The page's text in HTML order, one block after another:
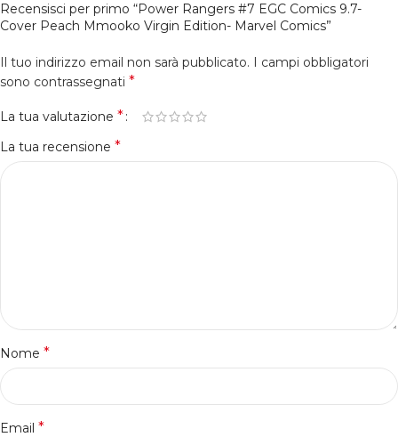
Recensisci per primo “Power Rangers #7 EGC Comics 9.7-
Cover Peach Mmooko Virgin Edition- Marvel Comics”
Il tuo indirizzo email non sarà pubblicato. I campi obbligatori
sono contrassegnati *
La tua valutazione *
La tua recensione *
Nome *
Email *